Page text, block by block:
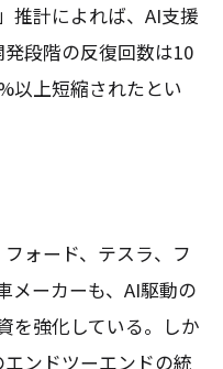
推計によれば、AI支援
段階の反復回数は10
以上短縮されたとい
ォード、テスラ、フ
メーカーも、AI駆動の
を強化している。しか
ンドツーエンドの統